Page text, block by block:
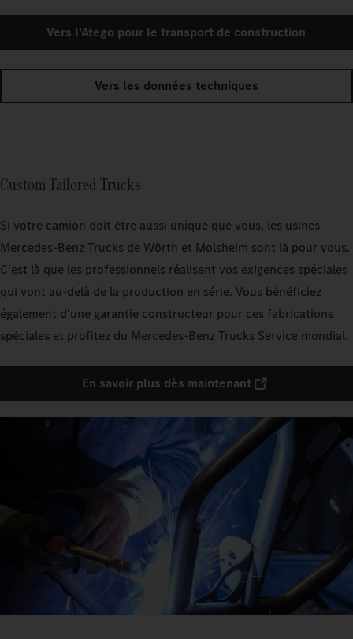
Vers l'Atego pour le transport de construction
Vers les données techniques
Custom Tailored Trucks
Si votre camion doit être aussi unique que vous, les usines
Mercedes‑Benz Trucks de Wörth et Molsheim sont là pour vous.
C'est là que les professionnels réalisent vos exigences spéciales
qui vont au-delà de la production en série. Vous bénéficiez
également d'une garantie constructeur pour ces fabrications
spéciales et profitez du Mercedes‑Benz Trucks Service mondial.
En savoir plus dès maintenant